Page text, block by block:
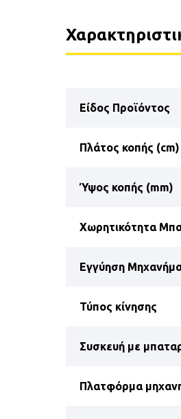
Είδος Προϊόντος
Πλάτος κοπής (cm)
Ύψος κοπής (mm)
Χωρητικότητα
Εγγύηση
Τύπος κίνησης
Συσκευή με
Πλατφόρμα